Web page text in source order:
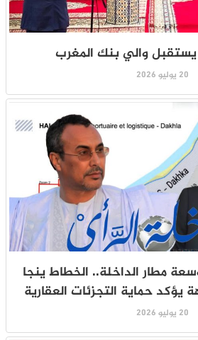
يستقبل والي بنك المغرب
20 يوليو 2026
مطار الداخلة.. الخطاط ينجا
يؤكد حماية التجزئات العقارية
20 يوليو 2026